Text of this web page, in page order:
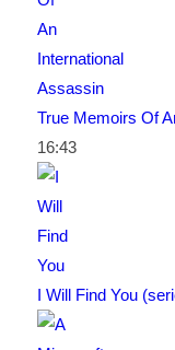
True Memoirs Of
16:43
I Will Find You